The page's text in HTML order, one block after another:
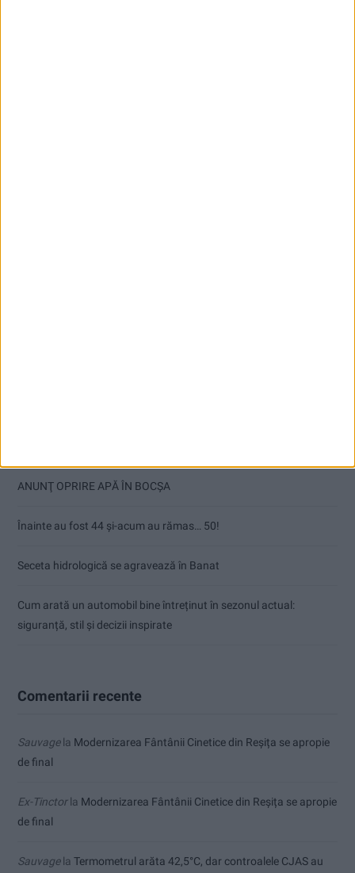
ANUNŢ OPRIRE APĂ ÎN BOCȘA
Înainte au fost 44 și-acum au rămas… 50!
Seceta hidrologică se agravează în Banat
Cum arată un automobil bine întreținut în sezonul actual:
siguranță, stil și decizii inspirate
Comentarii recente
Sauvagela Modernizarea Fântânii Cinetice din Reșița se apropie
de final
Ex-Tinctorla Modernizarea Fântânii Cinetice din Reșița se apropie
de final
Sauvagela Termometrul arăta 42,5°C, dar controalele CJAS au